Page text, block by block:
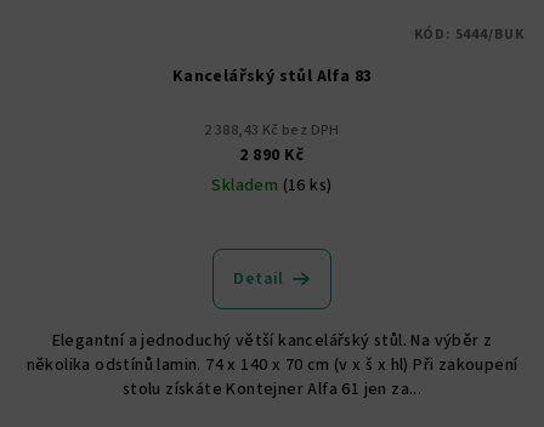
Kancelářský stůl Alfa 83
2 388,43 Kč bez DPH
2 890 Kč
Skladem (16 ks)
hodnocení
produktu
z
5
hvězdiček.
Detail
Elegantní a jednoduchý větší kancelářský stůl. Na výběr z
několika odstínů lamin. 74 x 140 x 70 cm (v x š x hl) Při zakoupení
stolu získáte Kontejner Alfa 61 jen za...
KÓD: 5444/BUK